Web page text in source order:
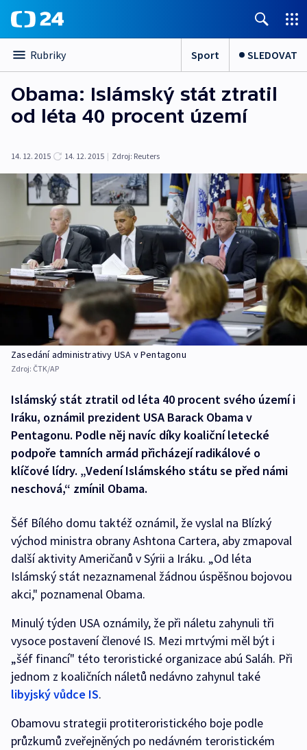
Rubriky Sport SLEDOVAT
Obama: Islámský stát ztratil
od léta 40 procent území
14. 12. 2015 14. 12. 2015 | Zdroj: Reuters
Zasedání administrativy USA v Pentagonu
Zdroj: ČTK/AP
Islámský stát ztratil od léta 40 procent svého území i
Iráku, oznámil prezident USA Barack Obama v
Pentagonu. Podle něj navíc díky koaliční letecké
podpoře tamních armád přicházejí radikálové o
klíčové lídry. „Vedení Islámského státu se před námi
neschová,“ zmínil Obama.
Šéf Bílého domu taktéž oznámil, že vyslal na Blízký
východ ministra obrany Ashtona Cartera, aby zmapoval
další aktivity Američanů v Sýrii a Iráku. „Od léta
Islámský stát nezaznamenal žádnou úspěšnou bojovou
akci," poznamenal Obama.
Minulý týden USA oznámily, že při náletu zahynuli tři
vysoce postavení členové IS. Mezi mrtvými měl být i
„šéf financí" této teroristické organizace abú Saláh. Při
jednom z koaličních náletů nedávno zahynul také
libyjský vůdce IS.
Obamovu strategii protiteroristického boje podle
průzkumů zveřejněných po nedávném teroristickém